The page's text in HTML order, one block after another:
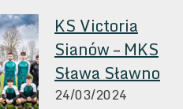
MKS
KS Victoria
Sianów – MKS
Sława Sławno
24/03/2024